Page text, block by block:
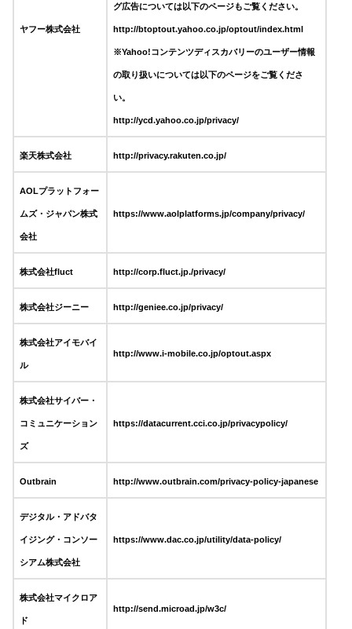
ヤフー株式会社
グ広告については以下のページもご覧ください。
http://btoptout.yahoo.co.jp/optout/index.html
※Yahoo!コンテンツディスカバリーのユーザー情報
の取り扱いについては以下のページをご覧くださ
い。
http://ycd.yahoo.co.jp/privacy/
楽天株式会社 http://privacy.rakuten.co.jp/
AOLプラットフォー
ムズ・ジャパン株式
会社
https://www.aolplatforms.jp/company/privacy/
株式会社fluct http://corp.fluct.jp./privacy/
株式会社ジーニー http://geniee.co.jp/privacy/
株式会社アイモバイ
ル
http://www.i-mobile.co.jp/optout.aspx
株式会社サイバー・
コミュニケーション
ズ
https://datacurrent.cci.co.jp/privacypolicy/
Outbrain http://www.outbrain.com/privacy-policy-japanese
デジタル・アドバタ
イジング・コンソー
シアム株式会社
https://www.dac.co.jp/utility/data-policy/
株式会社マイクロア
ド
http://send.microad.jp/w3c/